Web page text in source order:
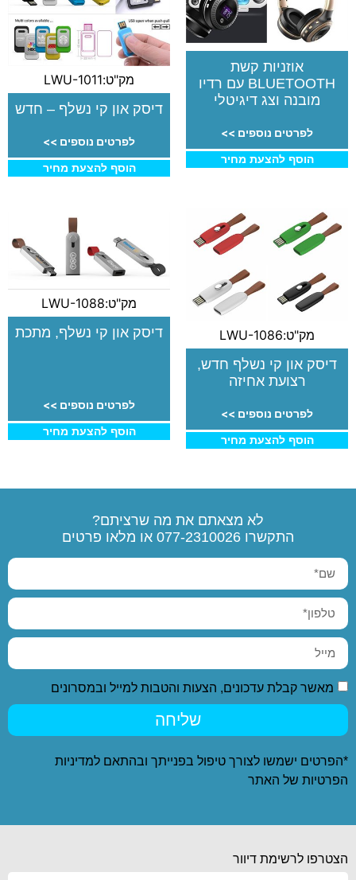
אוזניות קשת
BLUETOOTH עם רדיו
מובנה וצג דיגיטלי
לפרטים נוספים >>
הוסף להצעת מחיר
מק"ט:LWU-1011
דיסק און קי נשלף – חדש
לפרטים נוספים >>
הוסף להצעת מחיר
מק"ט:LWU-1086
דיסק און קי נשלף חדש,
רצועת אחיזה
לפרטים נוספים >>
הוסף להצעת מחיר
מק"ט:LWU-1088
דיסק און קי נשלף, מתכת
לפרטים נוספים >>
הוסף להצעת מחיר
לא מצאתם את מה שרציתם?
התקשרו 077-2310026 או מלאו פרטים
מאשר קבלת עדכונים, הצעות והטבות למייל ובמסרונים
שליחה
*הפרטים ישמשו לצורך טיפול בפנייתך ובהתאם למדיניות
הפרטיות של האתר
הצטרפו לרשימת דיוור